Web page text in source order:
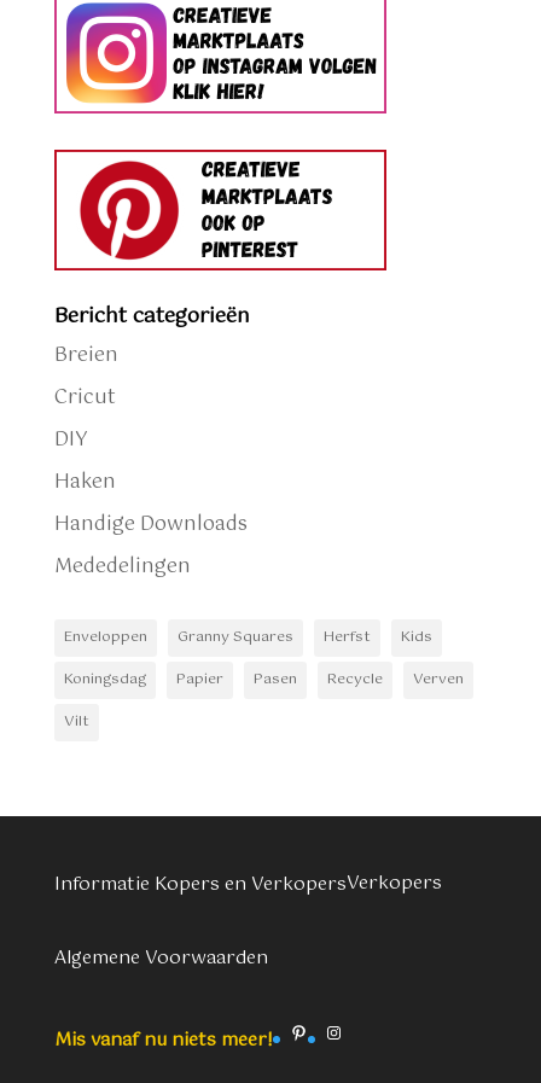
Bericht categorieën
Breien
Cricut
DIY
Haken
Handige Downloads
Mededelingen
Enveloppen Granny Squares Herfst
Kids
Koningsdag
Papier Pasen Recycle
Verven
Vilt
Informatie Kopers en VerkopersVerkopers
Algemene Voorwaarden
Mis vanaf nu niets meer! PinterestInstagram